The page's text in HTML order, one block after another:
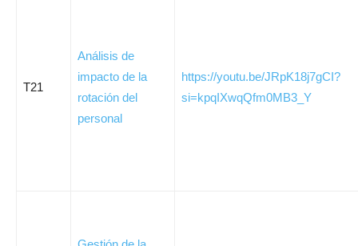
T21
Análisis de
impacto de la
rotación del
personal
https://youtu.be/JRpK18j7gCI?
si=kpqIXwqQfm0MB3_Y